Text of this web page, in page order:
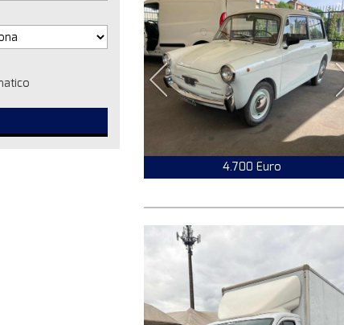
4.700 Euro